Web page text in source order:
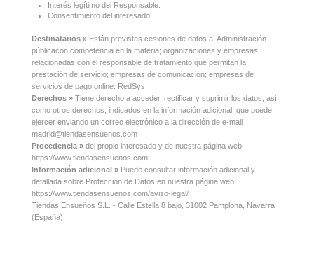
Interés legítimo del Responsable.
Consentimiento del interesado.
Destinatarios »Están previstas cesiones de datos a: Administración
públicacon competencia en la materia; organizaciones y empresas
relacionadas con el responsable de tratamiento que permitan la
prestación de servicio; empresas de comunicación; empresas de
servicios de pago online: RedSys.
Derechos »Tiene derecho a acceder, rectificar y suprimir los datos, así
como otros derechos, indicados en la información adicional, que puede
ejercer enviando un correo electrónico a la dirección de e-mail
madrid@tiendasensuenos.com
Procedencia »del propio interesado y de nuestra página web
https://www.tiendasensuenos.com
Información adicional »Puede consultar información adicional y
detallada sobre Protección de Datos en nuestra página web:
https://www.tiendasensuenos.com/aviso-legal/
Tiendas Ensueños S.L. - Calle Estella 8 bajo, 31002 Pamplona, Navarra
(España)